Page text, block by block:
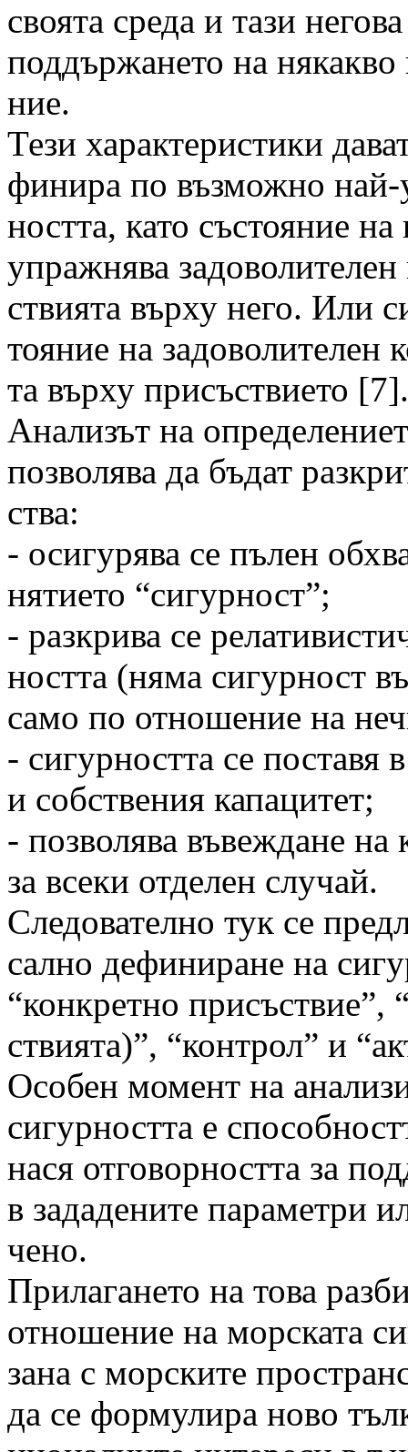
своята среда и тази
поддържането на
ние.
Тези характеристики
финира по възможно най-
ността, като състояние
упражнява
ствията върху него. Или
тояние на задоволителен
та върху присъствието [7].
Анализът на
позволява да бъдат
ства:
- осигурява се пълен
нятието “сигурност”;
- разкрива се
ността (няма сигурност
само по отношение на
- сигурността се поставя
и собствения капацитет;
- позволява въвеждане
за всеки отделен случай.
Следователно тук се
сално дефиниране на
“конкретно присъствие”,
ствията)”, “контрол” и
Особен момент на
сигурността е
нася отговорността за
в зададените параметри
чено.
Прилагането на това
отношение на морската
зана с морските
да се формулира ново